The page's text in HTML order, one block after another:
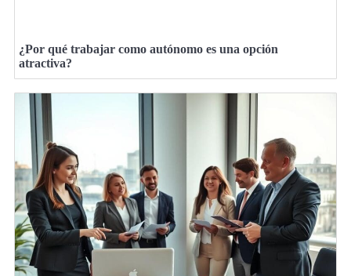
¿Por qué trabajar como autónomo es una opción
atractiva?